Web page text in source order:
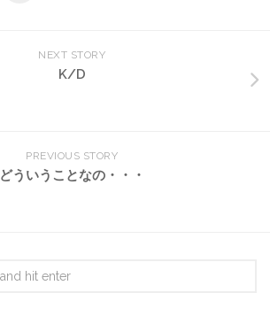
NEXT STORY
K/D
PREVIOUS STORY
どういうことなの・・・